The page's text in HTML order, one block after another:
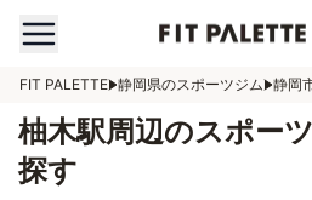
FIT PALETTE 静岡県のスポーツジム 静岡
柚木駅周辺のスポー
探す